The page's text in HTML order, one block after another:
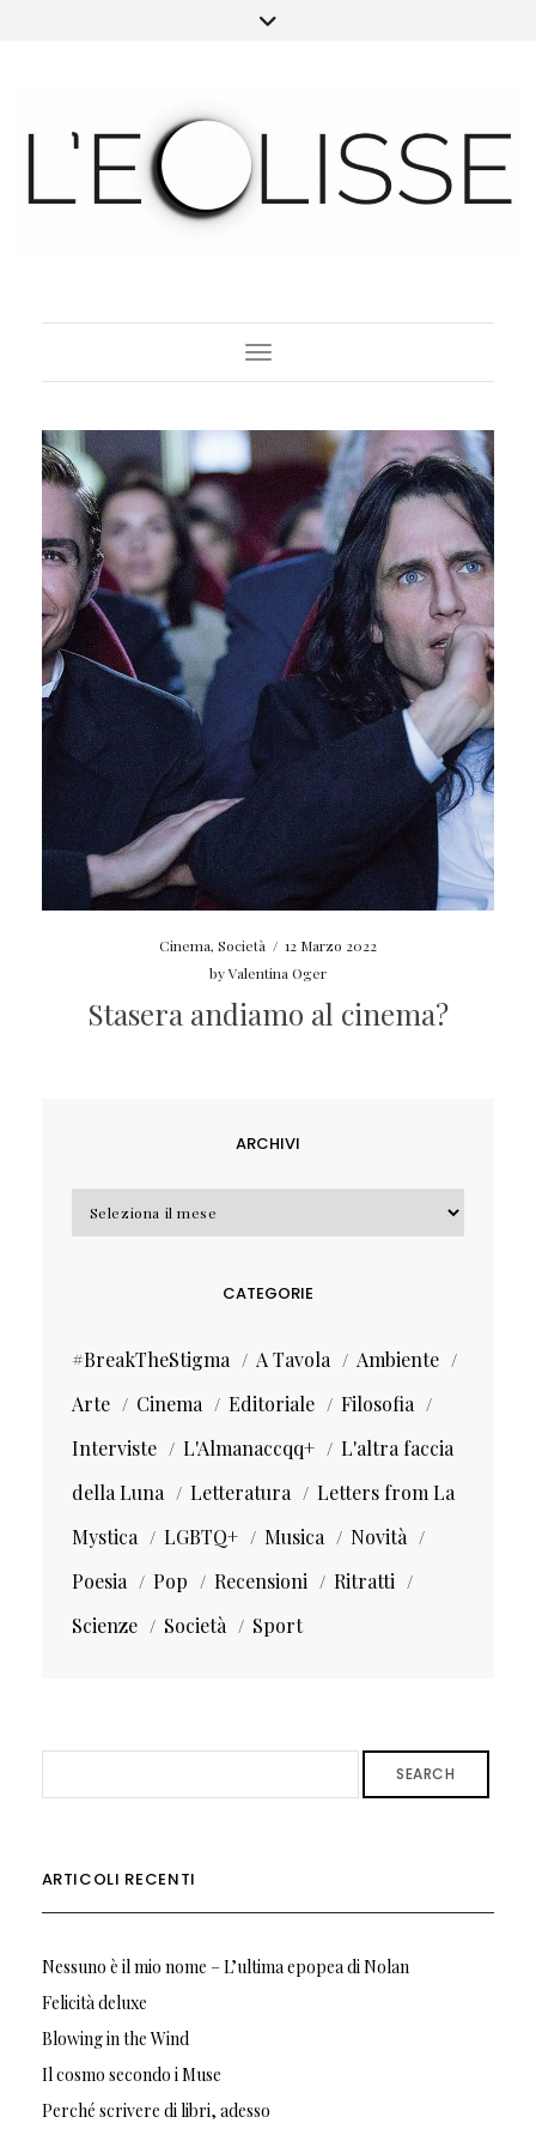
Toggle Navigation
Cinema, Società / 12 Marzo 2022
byValentina Oger
Stasera andiamo al cinema?
ARCHIVI
Archivi
CATEGORIE
#BreakTheStigma A Tavola
Ambiente
Arte
Cinema Editoriale
Filosofia
Interviste
L'Almanaccqq+
L'altra faccia
della Luna
Letteratura
Letters from La
Mystica
LGBTQ+ Musica
Novità
Poesia
Pop Recensioni
Ritratti
Scienze
Società Sport
SEARCH
ARTICOLI RECENTI
Nessuno è il mio nome – L’ultima epopea di Nolan
Felicità deluxe
Blowing in the Wind
Il cosmo secondo i Muse
Perché scrivere di libri, adesso